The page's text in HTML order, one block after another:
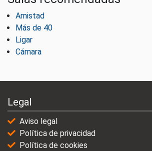
Amistad
Más de 40
Ligar
Cámara
Legal
Aviso legal
Política de privacidad
Política de cookies